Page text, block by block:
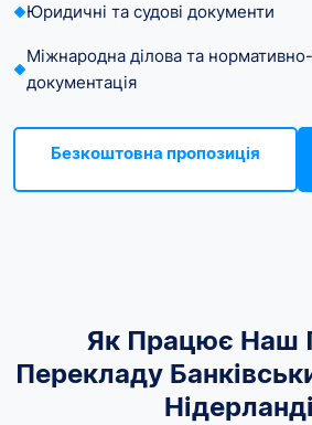
Юридичні та судові документи
Міжнародна ділова та
документація
Безкоштовна пропозиція
Як Працює Наш
Перекладу